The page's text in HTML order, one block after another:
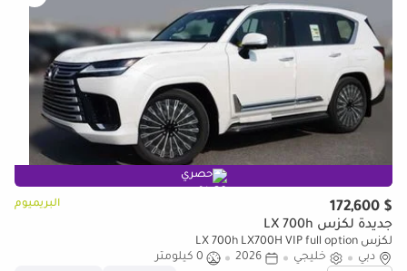
حصري
$ 172,600 البريميوم
جديدة لكزس LX 700h
لكزس LX 700h LX700H VIP full option
دبي
خليجي 2026
0 كيلومتر